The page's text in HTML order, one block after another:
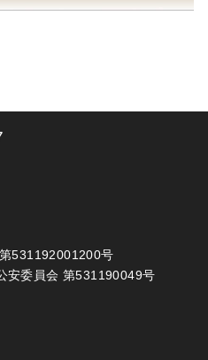
531192001200号
安委員会 第531190049号